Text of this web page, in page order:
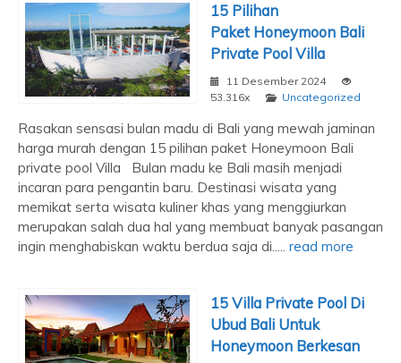
15 Pilihan
Paket Honeymoon Bali
Private Pool Villa
11 Desember 2024
53.316x
Uncategorized
Rasakan sensasi bulan madu di Bali yang mewah jaminan
harga murah dengan 15 pilihan paket Honeymoon Bali
private pool Villa Bulan madu ke Bali masih menjadi
incaran para pengantin baru. Destinasi wisata yang
memikat serta wisata kuliner khas yang menggiurkan
merupakan salah dua hal yang membuat banyak pasangan
ingin menghabiskan waktu berdua saja di..... read more
15 Villa Private Pool Di
Ubud Bali Untuk
Honeymoon Berkesan